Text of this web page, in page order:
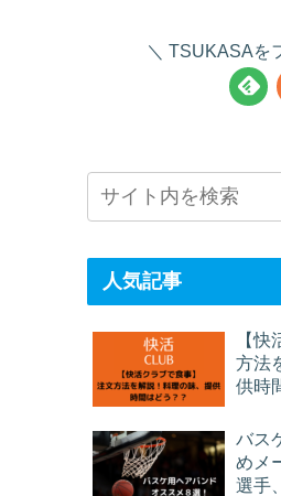
TSUKASAを
人気記事
【
方法
供時
バス
めメ
選手